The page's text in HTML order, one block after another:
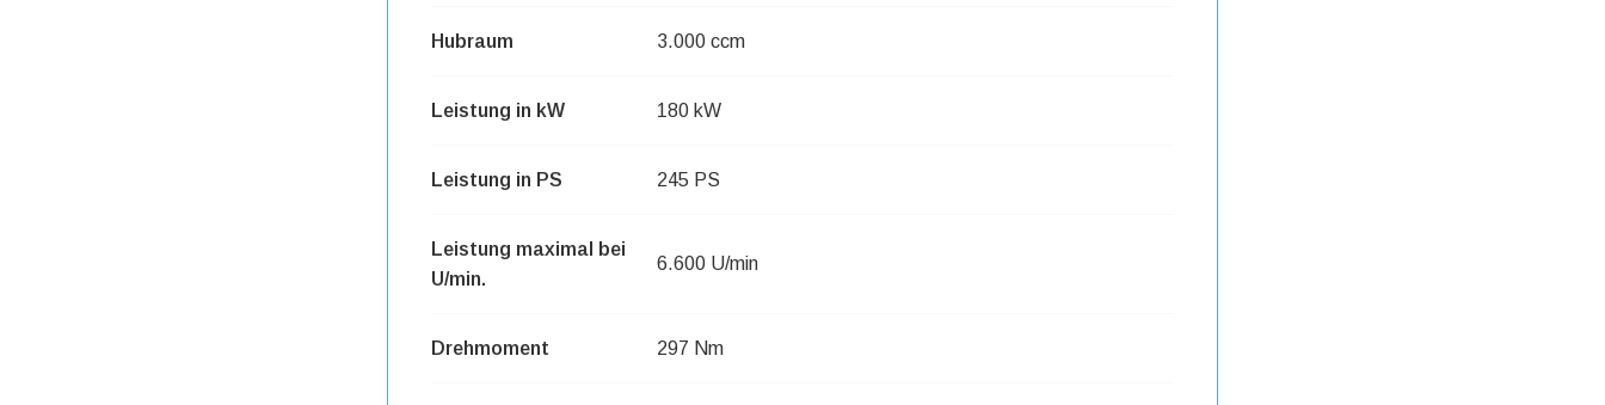
Hubraum 3.000 ccm
Leistung in kW 180 kW
Leistung in PS 245 PS
Leistung maximal bei
U/min.
6.600 U/min
Drehmoment 297 Nm